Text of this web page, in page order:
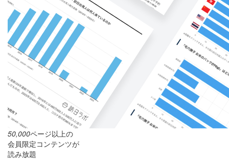
50,000ページ以上の
会員限定コンテンツが
読み放題